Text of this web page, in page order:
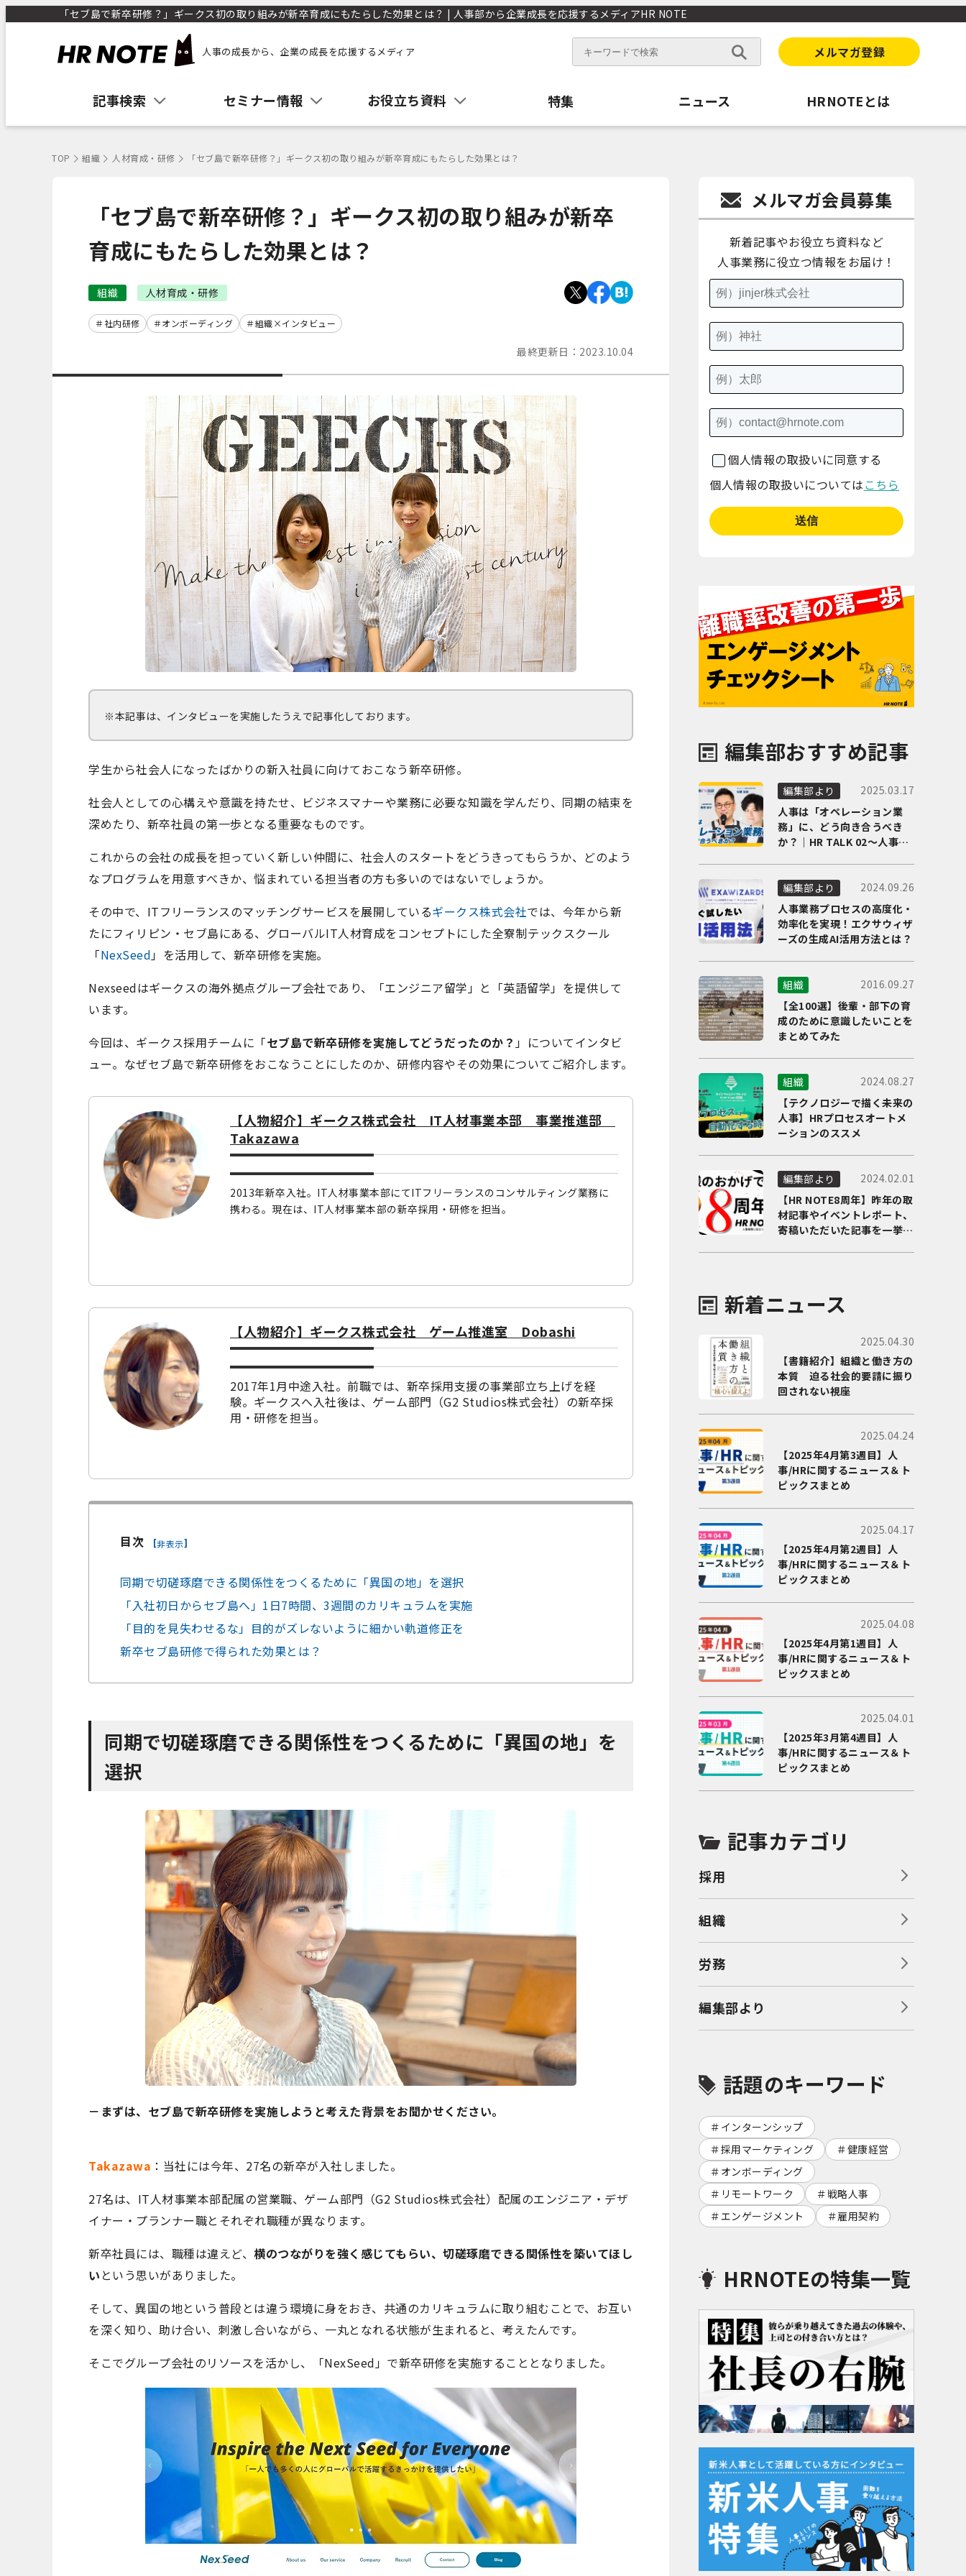
「セブ島で新卒研修？」ギークス初の取り組みが新卒育成にもたらした効果とは？ | 人事部から企業成長を応援するメディアHR NOTE
人事の成長から、企業の成長を応援するメディア メルマガ登録
記事検索 セミナー情報 お役立ち資料 特集 ニュース HRNOTEとは
TOP 組織 人材育成・研修 「セブ島で新卒研修？」ギークス初の取り組みが新卒育成にもたらした効果とは？
「セブ島で新卒研修？」ギークス初の取り組みが新卒
育成にもたらした効果とは？
組織 人材育成・研修
社内研修 オンボーディング 組織×インタビュー
最終更新日： 2023.10.04
※本記事は、インタビューを実施したうえで記事化しております。
学生から社会人になったばかりの新入社員に向けておこなう新卒研修。
社会人としての心構えや意識を持たせ、ビジネスマナーや業務に必要な知識を学んだり、同期の結束を
深めたり、新卒社員の第一歩となる重要なものです。
これからの会社の成長を担っていく新しい仲間に、社会人のスタートをどうきってもらうか、どのよう
なプログラムを用意すべきか、悩まれている担当者の方も多いのではないでしょうか。
その中で、ITフリーランスのマッチングサービスを展開しているギークス株式会社では、今年から新
たにフィリピン・セブ島にある、グローバルIT人材育成をコンセプトにした全寮制テックスクール
「NexSeed」を活用して、新卒研修を実施。
Nexseedはギークスの海外拠点グループ会社であり、「エンジニア留学」と「英語留学」を提供して
います。
今回は、ギークス採用チームに「セブ島で新卒研修を実施してどうだったのか？ 」についてインタビ
ュー。なぜセブ島で新卒研修をおこなうことにしたのか、研修内容やその効果についてご紹介します。
【人物紹介】ギークス株式会社 IT人材事業本部 事業推進部
Takazawa
2013年新卒入社。IT人材事業本部にてITフリーランスのコンサルティング業務に
携わる。現在は、IT人材事業本部の新卒採用・研修を担当。
【人物紹介】ギークス株式会社 ゲーム推進室 Dobashi
2017年1月中途入社。前職では、新卒採用支援の事業部立ち上げを経
験。ギークスへ入社後は、ゲーム部門（G2 Studios株式会社）の新卒採
用・研修を担当。
目次 [非表示]
同期で切磋琢磨できる関係性をつくるために「異国の地」を選択
「入社初日からセブ島へ」1日7時間、3週間のカリキュラムを実施
「目的を見失わせるな」目的がズレないように細かい軌道修正を
新卒セブ島研修で得られた効果とは？
同期で切磋琢磨できる関係性をつくるために「異国の地」を
選択
－まずは、セブ島で新卒研修を実施しようと考えた背景をお聞かせください。
Takazawa ：当社には今年、27名の新卒が入社しました。
27名は、IT人材事業本部配属の営業職、ゲーム部門（G2 Studios株式会社）配属のエンジニア・デザ
イナー・プランナー職とそれぞれ職種が異なります。
新卒社員には、職種は違えど、 横のつながりを強く感じてもらい、切磋琢磨できる関係性を築いてほし
い という思いがありました。
そして、異国の地という普段とは違う環境に身をおき、共通のカリキュラムに取り組むことで、お互い
を深く知り、助け合い、刺激し合いながら、一丸となれる状態が生まれると、考えたんです。
そこでグループ会社のリソースを活かし、「NexSeed」で新卒研修を実施することとなりました。
メルマガ会員募集
新着記事やお役立ち資料など
人事業務に役立つ情報をお届け！
個人情報の取扱いに同意する
個人情報の取扱いについては こちら
編集部おすすめ記事
編集部より
2025.03.17
人事は「オペレーション業
務」に、どう向き合うべき
か？｜HR TALK 02～人事DX
編集部より
2024.09.26
人事業務プロセスの高度化・
効率化を実現！エクサウィザ
ーズの生成AI活用方法とは？
組織
2016.09.27
【全100選】後輩・部下の育
成のために意識したいことを
まとめてみた
組織
2024.08.27
【テクノロジーで描く未来の
人事】HRプロセスオートメ
ーションのススメ
編集部より
2024.02.01
【HR NOTE8周年】昨年の取
材記事やイベントレポート、
寄稿いただいた記事を一挙に
新着ニュース
2025.04.30
【書籍紹介】組織と働き方の
本質 迫る社会的要請に振り
回されない視座
2025.04.24
【2025年4月第3週目】人
事/HRに関するニュース＆ト
ピックスまとめ
2025.04.17
【2025年4月第2週目】人
事/HRに関するニュース＆ト
ピックスまとめ
2025.04.08
【2025年4月第1週目】人
事/HRに関するニュース＆ト
ピックスまとめ
2025.04.01
【2025年3月第4週目】人
事/HRに関するニュース＆ト
ピックスまとめ
記事カテゴリ
採用
組織
労務
編集部より
話題のキーワード
インターンシップ
採用マーケティング
健康経営
オンボーディング
リモートワーク
戦略人事
エンゲージメント
雇用契約
HRNOTEの特集一覧